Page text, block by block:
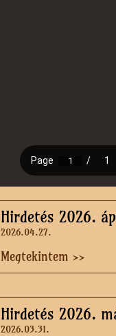
Hirdetés 2026.
2026.04.27.
Megtekintem >>
Hirdetés 2026.
2026.03.31.